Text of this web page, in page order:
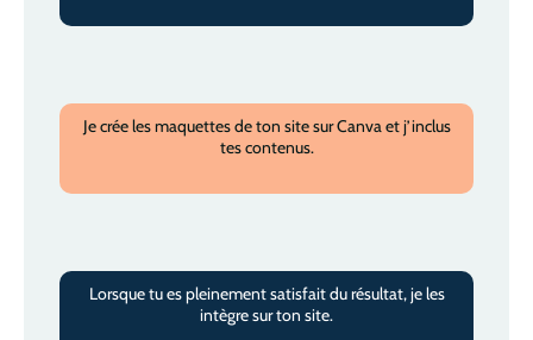
Je crée les maquettes de ton site sur Canva et j’inclus
tes contenus.
Lorsque tu es pleinement satisfait du résultat, je les
intègre sur ton site.